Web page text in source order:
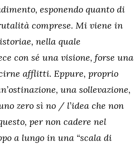
esponendo quanto di
comprese. Mi viene in
nella quale
con sé una visione, forse una
afflitti. Eppure, proprio
una sollevazione,
zero sì no / l’idea che non
per non cadere nel
a lungo in una “scala di